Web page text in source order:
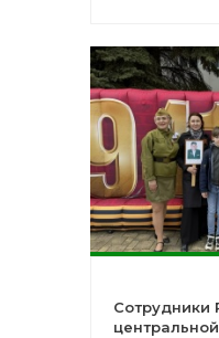
Сотрудники